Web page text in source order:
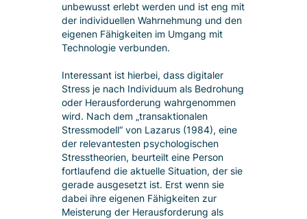
unbewusst erlebt werden und ist eng mit
der individuellen Wahrnehmung und den
eigenen Fähigkeiten im Umgang mit
Technologie verbunden.
Interessant ist hierbei, dass digitaler
Stress je nach Individuum als Bedrohung
oder Herausforderung wahrgenommen
wird. Nach dem „transaktionalen
Stressmodell“ von Lazarus (1984), eine
der relevantesten psychologischen
Stresstheorien, beurteilt eine Person
fortlaufend die aktuelle Situation, der sie
gerade ausgesetzt ist. Erst wenn sie
dabei ihre eigenen Fähigkeiten zur
Meisterung der Herausforderung als